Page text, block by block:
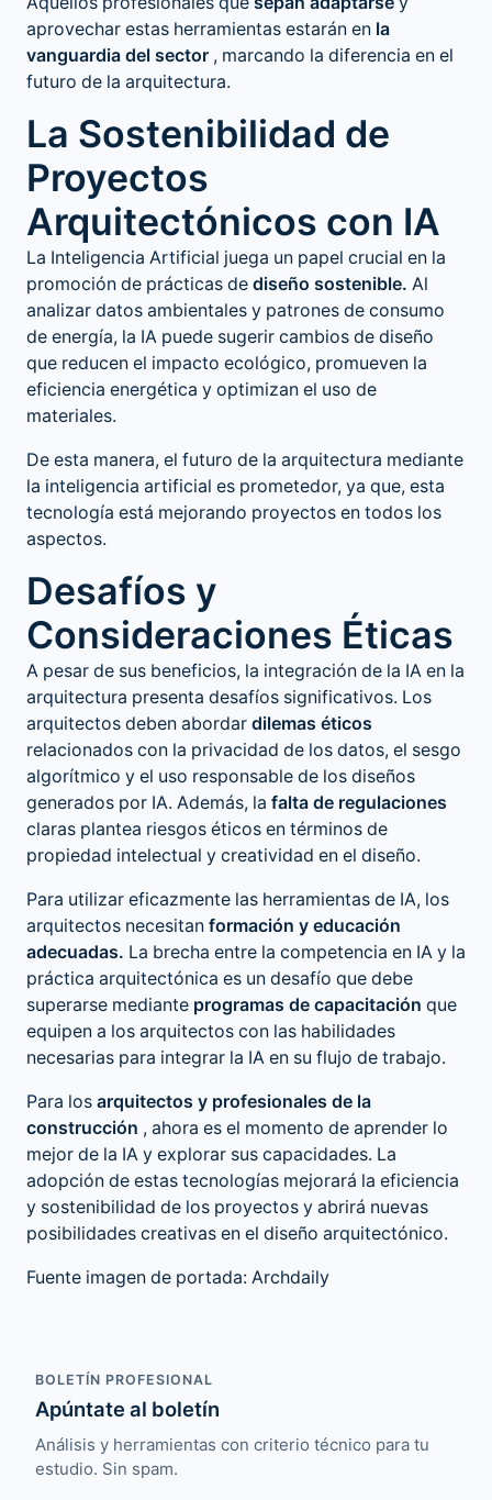
aprovechar estas herramientas estarán en la
vanguardia del sector , marcando la diferencia en el
futuro de la arquitectura.
La Sostenibilidad de
Proyectos
Arquitectónicos con IA
La Inteligencia Artificial juega un papel crucial en la
promoción de prácticas de diseño sostenible. Al
analizar datos ambientales y patrones de consumo
de energía, la IA puede sugerir cambios de diseño
que reducen el impacto ecológico, promueven la
eficiencia energética y optimizan el uso de
materiales​.
De esta manera, el futuro de la arquitectura mediante
la inteligencia artificial es prometedor, ya que, esta
tecnología está mejorando proyectos en todos los
aspectos.
Desafíos y
Consideraciones Éticas
A pesar de sus beneficios, la integración de la IA en la
arquitectura presenta desafíos significativos. Los
arquitectos deben abordar dilemas éticos
relacionados con la privacidad de los datos, el sesgo
algorítmico y el uso responsable de los diseños
generados por IA. Además, la falta de regulaciones
claras plantea riesgos éticos en términos de
propiedad intelectual y creatividad en el diseño.
Para utilizar eficazmente las herramientas de IA, los
arquitectos necesitan formación y educación
adecuadas. La brecha entre la competencia en IA y la
práctica arquitectónica es un desafío que debe
superarse mediante programas de capacitación que
equipen a los arquitectos con las habilidades
necesarias para integrar la IA en su flujo de trabajo.
Para los arquitectos y profesionales de la
construcción , ahora es el momento de aprender lo
mejor de la IA y explorar sus capacidades. La
adopción de estas tecnologías mejorará la eficiencia
y sostenibilidad de los proyectos y abrirá nuevas
posibilidades creativas en el diseño arquitectónico.
Fuente imagen de portada: Archdaily
BOLETÍN PROFESIONAL
Apúntate al boletín
Análisis y herramientas con criterio técnico para tu
estudio. Sin spam.